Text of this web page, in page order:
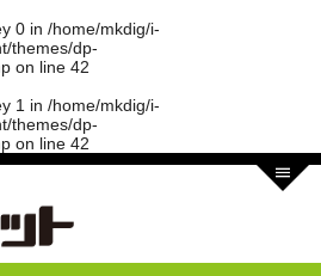
0 in /home/mkdig/i-
themes/dp-
on line 42
1 in /home/mkdig/i-
themes/dp-
on line 42